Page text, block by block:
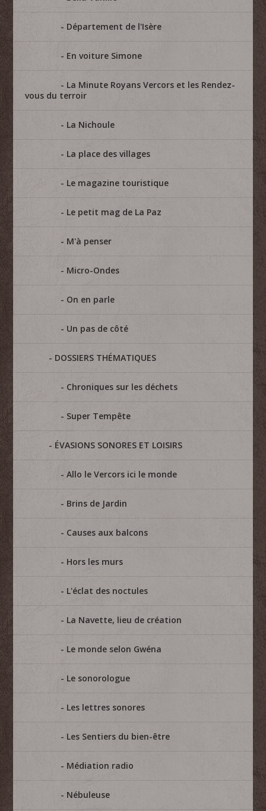
Département de l'Isère
En voiture Simone
La Minute Royans Vercors et les Rendez-
vous du terroir
La Nichoule
La place des villages
Le magazine touristique
Le petit mag de La Paz
M'à penser
Micro-Ondes
On en parle
Un pas de côté
DOSSIERS THÉMATIQUES
Chroniques sur les déchets
Super Tempête
ÉVASIONS SONORES ET LOISIRS
Allo le Vercors ici le monde
Brins de Jardin
Causes aux balcons
Hors les murs
L'éclat des noctules
La Navette, lieu de création
Le monde selon Gwéna
Le sonorologue
Les lettres sonores
Les Sentiers du bien-être
Médiation radio
Nébuleuse